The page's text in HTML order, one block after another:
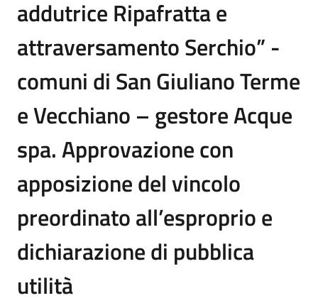
addutrice Ripafratta e
attraversamento Serchio” -
comuni di San Giuliano Terme
e Vecchiano – gestore Acque
spa. Approvazione con
apposizione del vincolo
preordinato all’esproprio e
dichiarazione di pubblica
utilità